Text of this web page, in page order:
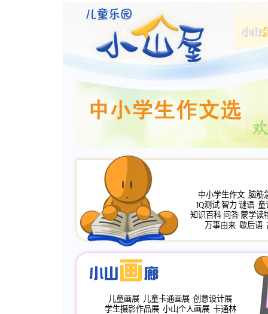
中小学生作文 脑筋
IQ测试 智力 谜语 童
知识百科 问答 蒙学读
万事由来 歇后语
儿童画展 儿童卡通画展 创意设计展
学生摄影作品展 小山个人画展 卡通林